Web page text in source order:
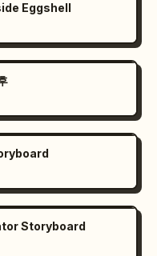
Eggshell
Storyboard